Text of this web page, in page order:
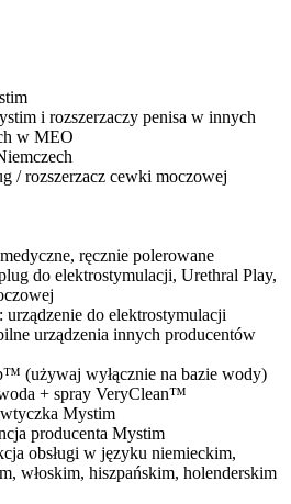
i rozszerzaczy penisa w innych
w MEO
/ rozszerzacz cewki moczowej
ręcznie polerowane
do elektrostymulacji, Urethral Play,
urządzenie do elektrostymulacji
urządzenia innych producentów
(używaj wyłącznie na bazie wody)
+ spray VeryClean™
wtyczka Mystim
producenta Mystim
obsługi w języku niemieckim,
włoskim, hiszpańskim, holenderskim